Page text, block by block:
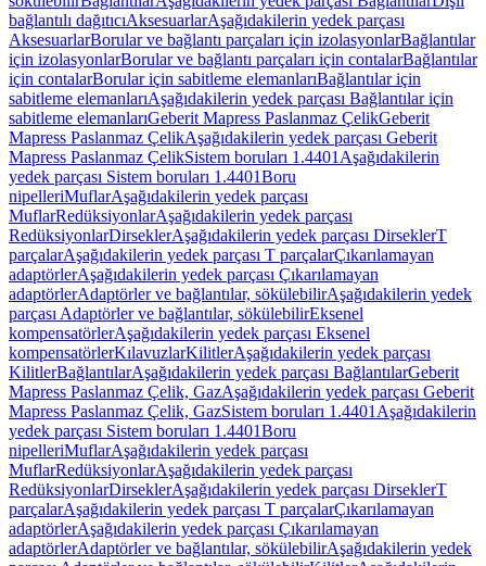
bağlantılı dağıtıcıAksesuarlarAşağıdakilerin yedek parçası
AksesuarlarBorular ve bağlantı parçaları için izolasyonlarBağlantılar
için izolasyonlarBorular ve bağlantı parçaları için contalarBağlantılar
için contalarBorular için sabitleme elemanlarıBağlantılar için
sabitleme elemanlarıAşağıdakilerin yedek parçası Bağlantılar için
sabitleme elemanlarıGeberit Mapress Paslanmaz ÇelikGeberit
Mapress Paslanmaz ÇelikAşağıdakilerin yedek parçası Geberit
Mapress Paslanmaz ÇelikSistem boruları 1.4401 Aşağıdakilerin
yedek parçası Sistem boruları 1.4401Boru
nipelleriMuflarAşağıdakilerin yedek parçası
MuflarRedüksiyonlarAşağıdakilerin yedek parçası
RedüksiyonlarDirseklerAşağıdakilerin yedek parçası DirseklerT
parçalarAşağıdakilerin yedek parçası T parçalarÇıkarılamayan
adaptörlerAşağıdakilerin yedek parçası Çıkarılamayan
adaptörlerAdaptörler ve bağlantılar, sökülebilirAşağıdakilerin yedek
parçası Adaptörler ve bağlantılar, sökülebilirEksenel
kompensatörlerAşağıdakilerin yedek parçası Eksenel
kompensatörlerKılavuzlarKilitlerAşağıdakilerin yedek parçası
KilitlerBağlantılarAşağıdakilerin yedek parçası BağlantılarGeberit
Mapress Paslanmaz Çelik, GazAşağıdakilerin yedek parçası Geberit
Mapress Paslanmaz Çelik, GazSistem boruları 1.4401 Aşağıdakilerin
yedek parçası Sistem boruları 1.4401Boru
nipelleriMuflarAşağıdakilerin yedek parçası
MuflarRedüksiyonlarAşağıdakilerin yedek parçası
RedüksiyonlarDirseklerAşağıdakilerin yedek parçası DirseklerT
parçalarAşağıdakilerin yedek parçası T parçalarÇıkarılamayan
adaptörlerAşağıdakilerin yedek parçası Çıkarılamayan
adaptörlerAdaptörler ve bağlantılar, sökülebilirAşağıdakilerin yedek